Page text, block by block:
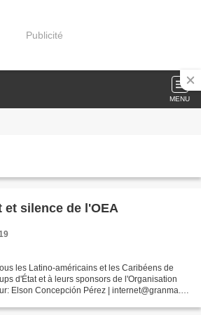
Publicité
MENU
silence de l'OEA
les Latino-américains et les Caribéens de
d'État et à leurs sponsors de l'Organisation
Elson Concepción Pérez | internet@granma.cu